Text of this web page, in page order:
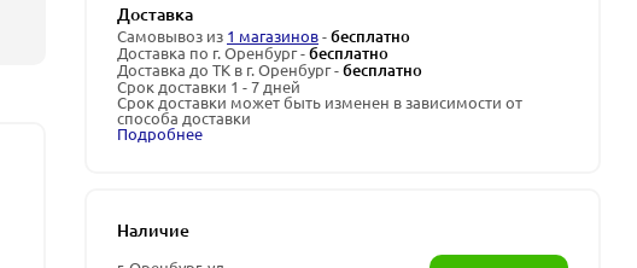
Доставка
Самовывоз из 1 магазинов-бесплатно
Доставка по г. Оренбург -бесплатно
Доставка до ТК в г. Оренбург -бесплатно
Срок доставки 1 - 7 дней
Срок доставки может быть изменен в зависимости от
способа доставки
Подробнее
Наличие